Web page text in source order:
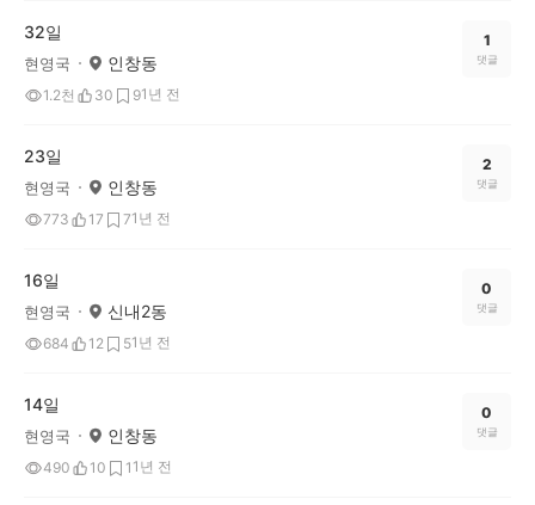
32일
현영국 인창동
1.2천 30 91년 전
1
댓글
23일
현영국 인창동
773 17 71년 전
2
댓글
16일
현영국 신내2동
684 12 51년 전
0
댓글
14일
현영국 인창동
490 10 1 1년 전
0
댓글